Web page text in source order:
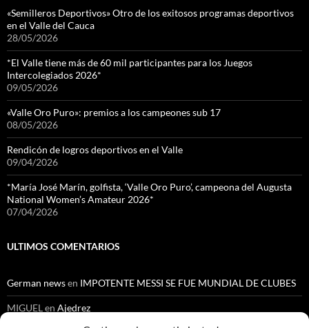
«Semilleros Deportivos» Otro de los exitosos programas deportivos
en el Valle del Cauca
28/05/2026
*El Valle tiene más de 60 mil participantes para los Juegos
Intercolegiados 2026*
09/05/2026
«Valle Oro Puro»: premios a los campeones sub 17
08/05/2026
Rendicón de logros deportivos en el Valle
09/04/2026
*María José Marín, golfista, ‘Valle Oro Puro’, campeona del Augusta
National Women’s Amateur 2026*
07/04/2026
ULTIMOS COMENTARIOS
German newsen IMPOTENTE MESSI SE FUE MUNDIAL DE CLUBES
MIGUEL en Ajedrez